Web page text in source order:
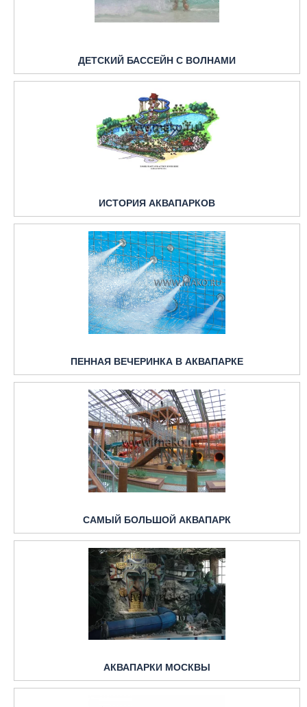
ДЕТСКИЙ БАССЕЙН С ВОЛНАМИ
ИСТОРИЯ АКВАПАРКОВ
ПЕННАЯ ВЕЧЕРИНКА В АКВАПАРКЕ
САМЫЙ БОЛЬШОЙ АКВАПАРК
АКВАПАРКИ МОСКВЫ